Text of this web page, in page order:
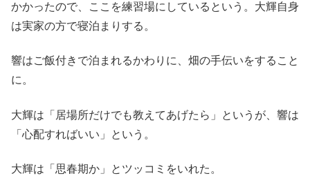
かかったので、ここを練習場にしているという。大輝自身
は実家の方で寝泊まりする。
響はご飯付きで泊まれるかわりに、畑の手伝いをすること
に。
大輝は「居場所だけでも教えてあげたら」というが、響は
「心配すればいい」という。
大輝は「思春期か」とツッコミをいれた。